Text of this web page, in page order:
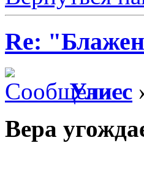
Re:
Улисс
Вера